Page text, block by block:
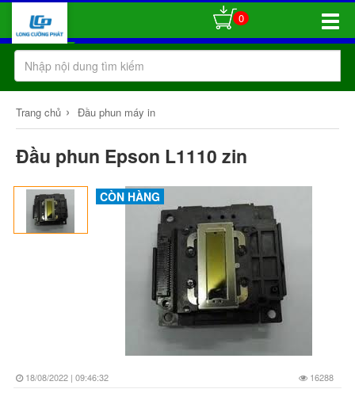
Toggle
0
Trang chủ › Đầu phun máy in
Đầu phun Epson L1110 zin
CÒN HÀNG
18/08/2022 | 09:46:32 16288